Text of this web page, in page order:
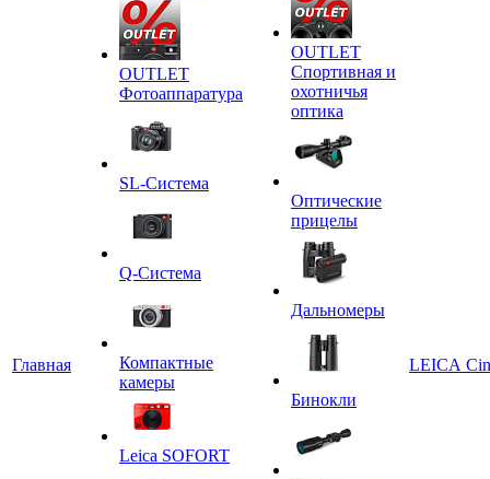
Главная
OUTLET
Фотоаппаратура
SL-Система
Q-Cистема
Компактные
камеры
Leica SOFORT
OUTLET
Спортивная и
охотничья
оптика
Оптические
прицелы
Дальномеры
Бинокли
LEICA